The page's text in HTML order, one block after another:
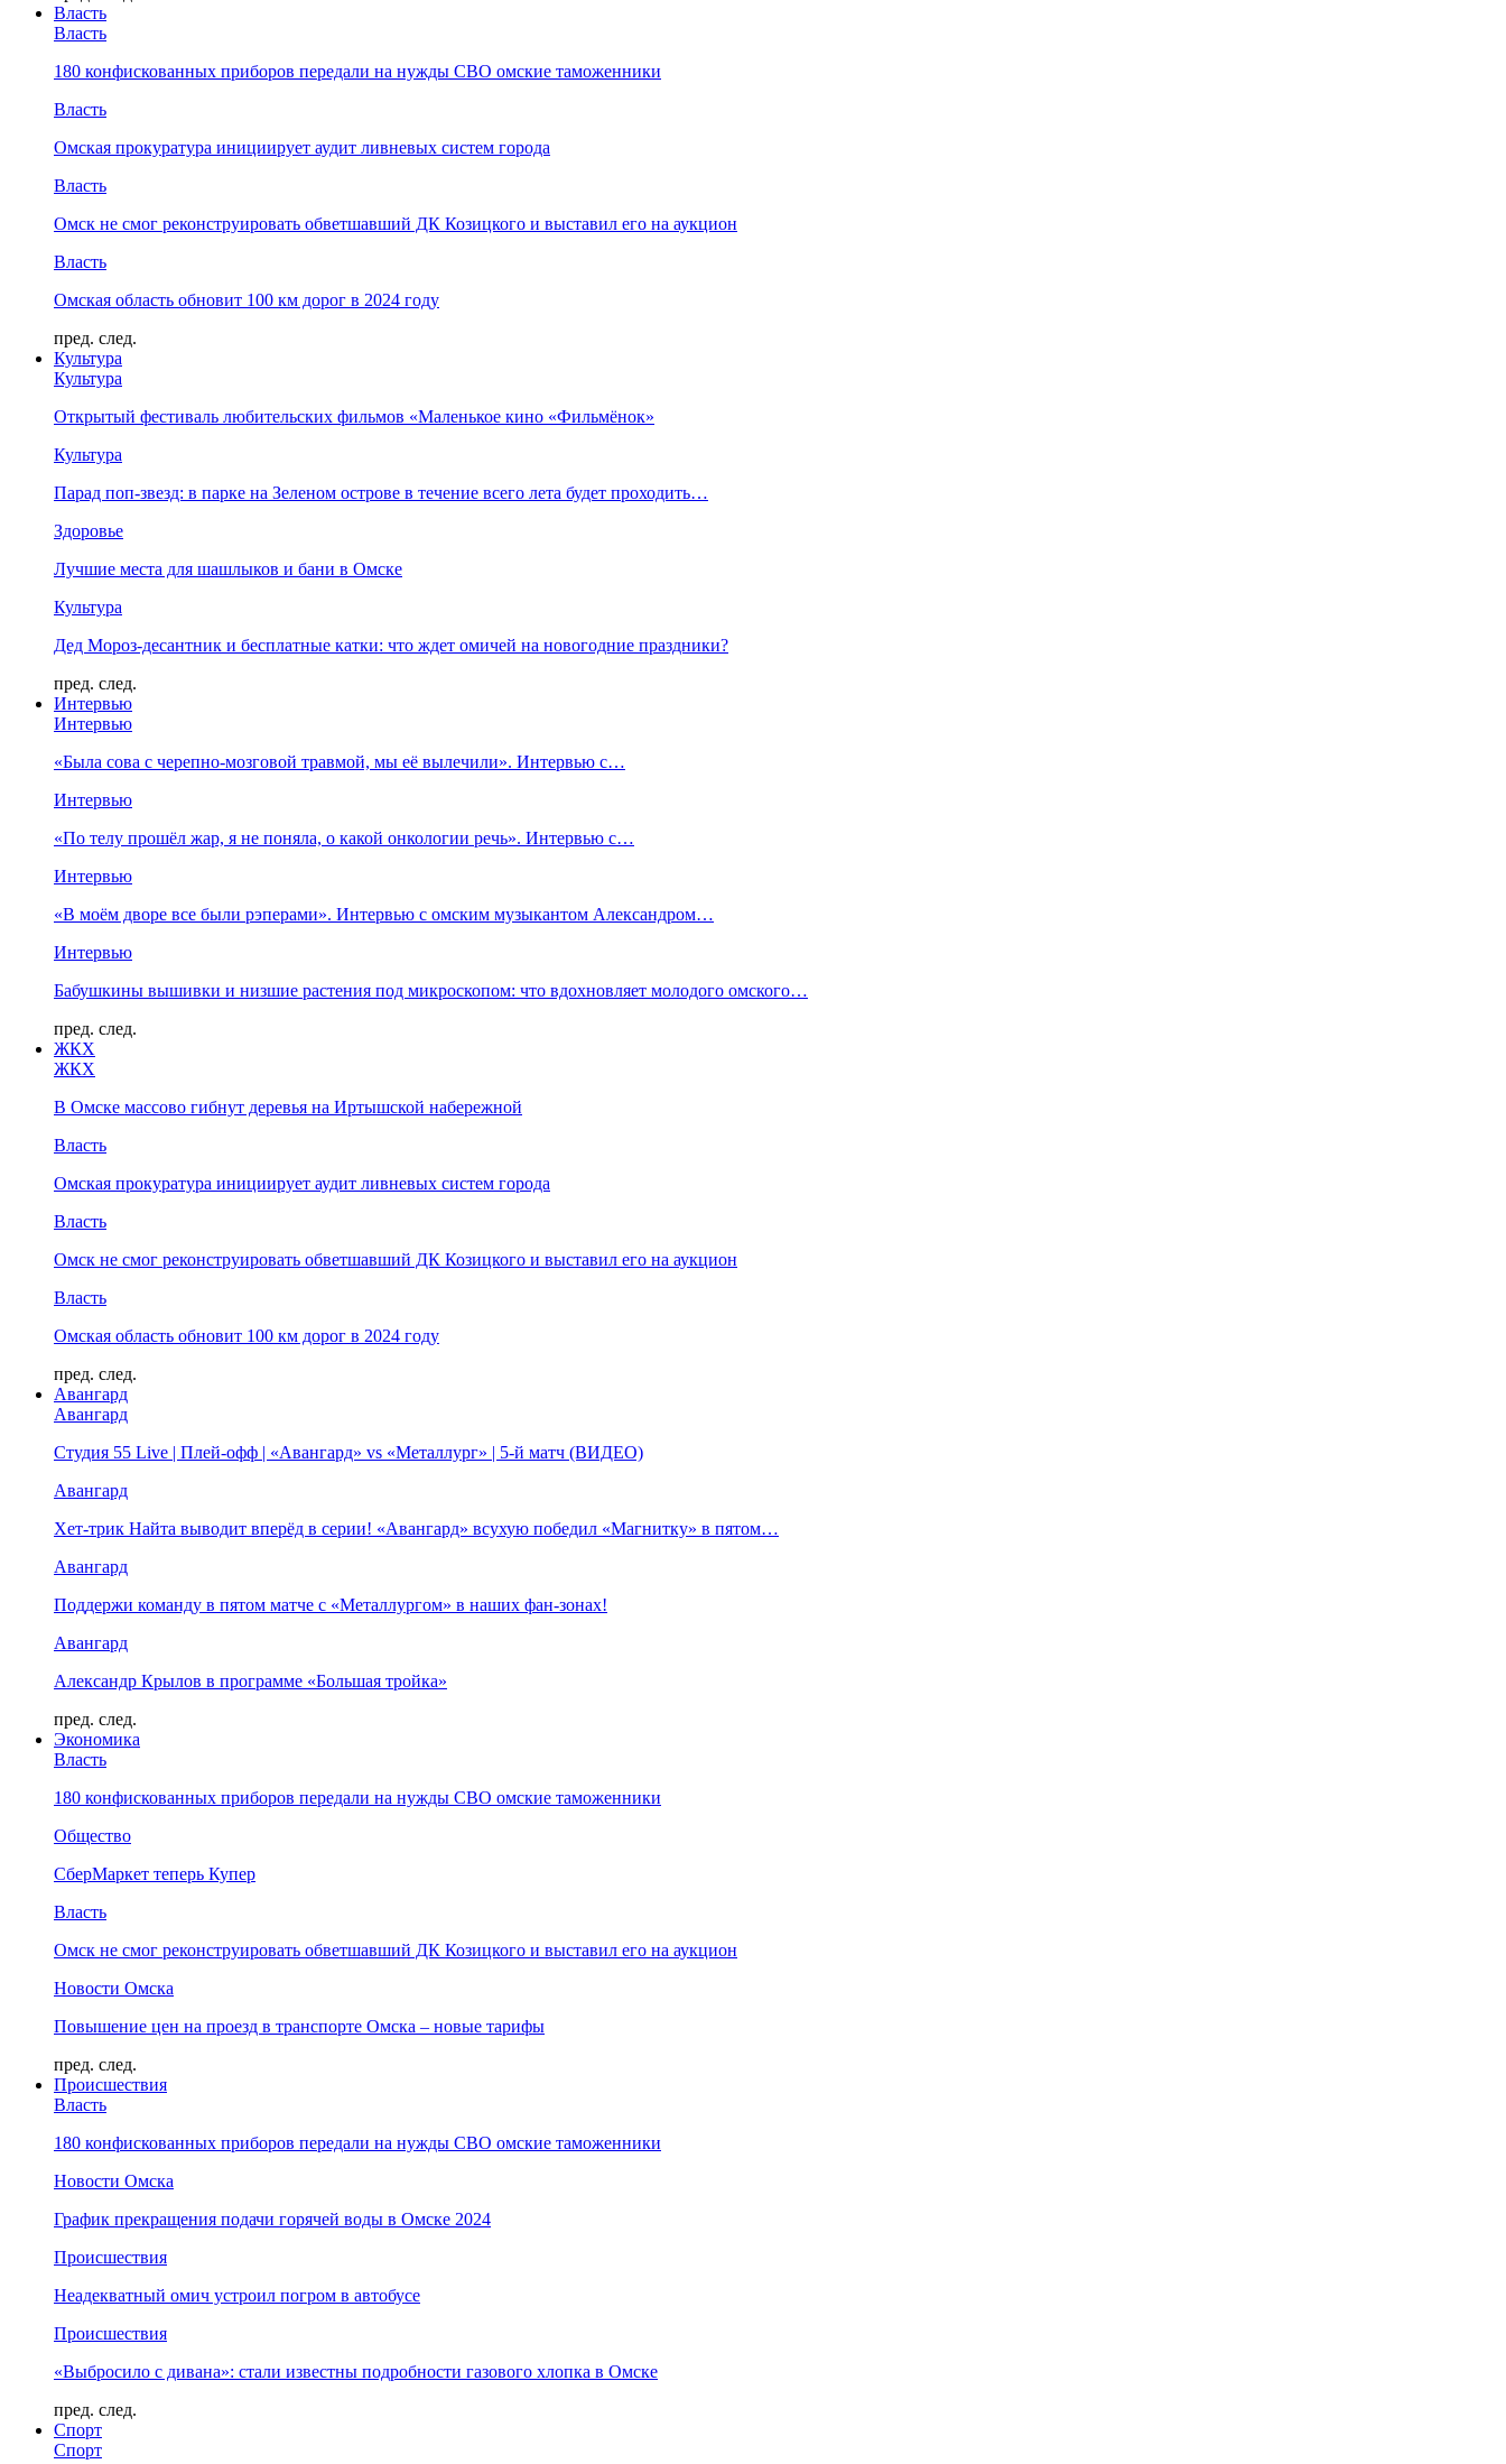
Власть
Власть
180 конфискованных приборов передали на нужды СВО омские таможенники
Власть
Омская прокуратура инициирует аудит ливневых систем города
Власть
Омск не смог реконструировать обветшавший ДК Козицкого и выставил его на аукцион
Власть
Омская область обновит 100 км дорог в 2024 году
пред. след.
Культура
Культура
Открытый фестиваль любительских фильмов «Маленькое кино «Фильмёнок»
Культура
Парад поп-звезд: в парке на Зеленом острове в течение всего лета будет проходить…
Здоровье
Лучшие места для шашлыков и бани в Омске
Культура
Дед Мороз-десантник и бесплатные катки: что ждет омичей на новогодние праздники?
пред. след.
Интервью
Интервью
«Была сова с черепно-мозговой травмой, мы её вылечили». Интервью с…
Интервью
«По телу прошёл жар, я не поняла, о какой онкологии речь». Интервью с…
Интервью
«В моём дворе все были рэперами». Интервью с омским музыкантом Александром…
Интервью
Бабушкины вышивки и низшие растения под микроскопом: что вдохновляет молодого омского…
пред. след.
ЖКХ
ЖКХ
В Омске массово гибнут деревья на Иртышской набережной
Власть
Омская прокуратура инициирует аудит ливневых систем города
Власть
Омск не смог реконструировать обветшавший ДК Козицкого и выставил его на аукцион
Власть
Омская область обновит 100 км дорог в 2024 году
пред. след.
Авангард
Авангард
Студия 55 Live | Плей-офф | «Авангард» vs «Металлург» | 5-й матч (ВИДЕО)
Авангард
Хет-трик Найта выводит вперёд в серии! «Авангард» всухую победил «Магнитку» в пятом…
Авангард
Поддержи команду в пятом матче с «Металлургом» в наших фан-зонах!
Авангард
Александр Крылов в программе «Большая тройка»
пред. след.
Экономика
Власть
180 конфискованных приборов передали на нужды СВО омские таможенники
Общество
СберМаркет теперь Купер
Власть
Омск не смог реконструировать обветшавший ДК Козицкого и выставил его на аукцион
Новости Омска
Повышение цен на проезд в транспорте Омска – новые тарифы
пред. след.
Происшествия
Власть
180 конфискованных приборов передали на нужды СВО омские таможенники
Новости Омска
График прекращения подачи горячей воды в Омске 2024
Происшествия
Неадекватный омич устроил погром в автобусе
Происшествия
«Выбросило с дивана»: стали известны подробности газового хлопка в Омске
пред. след.
Спорт
Спорт